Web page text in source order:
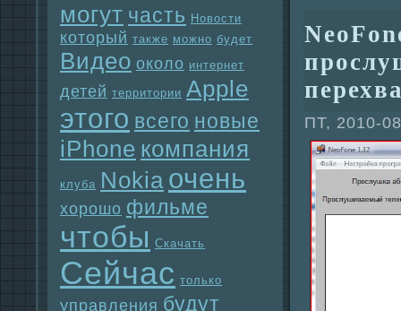
могут часть Новости
который также можно будет
Видео около интернет
детей территории Apple
этого всего новые
iPhone компания
клуба Nokia очень
хорошо фильме
чтобы Скачать
Сейчас только
упpaвления будут
ПТ, 2010-